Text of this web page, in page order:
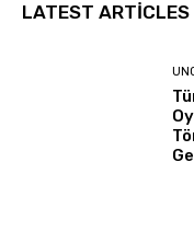
LATEST ARTICLES